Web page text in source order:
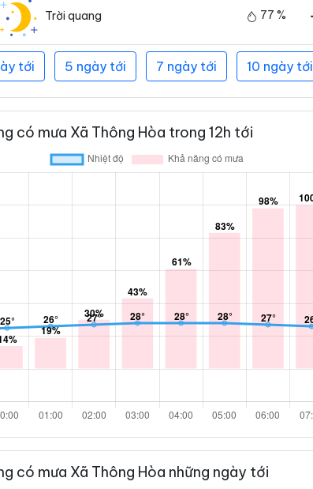
Trời quang 77 %
tới 5 ngày tới 7 ngày tới 10 ngày tới
có mưa Xã Thông Hòa trong 12h tới
có mưa Xã Thông Hòa những ngày tới